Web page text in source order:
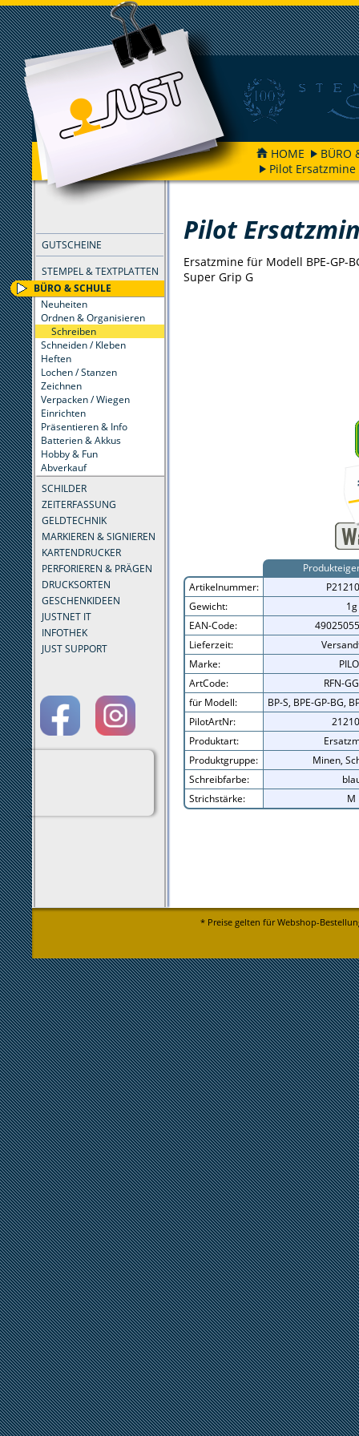
HOME
BÜRO
Pilot Ersatzmine
GUTSCHEINE
STEMPEL & TEXTPLATTEN
BÜRO & SCHULE
Neuheiten
Ordnen & Organisieren
Schreiben
Schneiden / Kleben
Heften
Lochen / Stanzen
Zeichnen
Verpacken / Wiegen
Einrichten
Präsentieren & Info
Batterien & Akkus
Hobby & Fun
Abverkauf
SCHILDER
ZEITERFASSUNG
GELDTECHNIK
MARKIEREN & SIGNIEREN
KARTENDRUCKER
PERFORIEREN & PRÄGEN
DRUCKSORTEN
GESCHENKIDEEN
JUSTNET IT
INFOTHEK
JUST SUPPORT
FILTER
Pilot
Ersatzmine für Modell BPE-GP-
Super Grip G
Artikelnummer:
Gewicht:
1g
EAN-Code:
Lieferzeit:
Marke:
ArtCode:
RFN-
für Modell:
BP-S, BPE-GP-BG,
PilotArtNr:
Produktart:
Produktgruppe:
Minen,
Schreibfarbe:
Strichstärke:
M
* Preise gelten für Webshop-